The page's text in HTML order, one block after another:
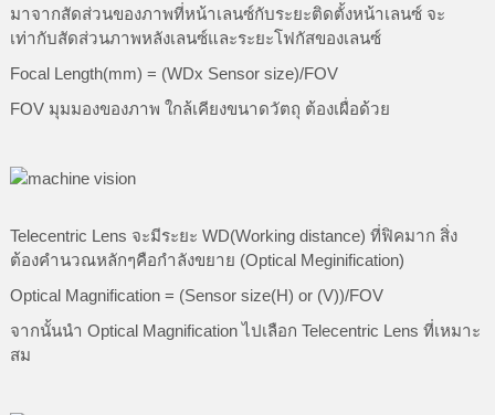
มาจากสัดส่วนของภาพที่หน้าเลนซ์กับระยะติดตั้งหน้าเลนซ์ จะ
เท่ากับสัดส่วนภาพหลังเลนซ์และระยะโฟกัสของเลนซ์
Focal Length(mm) = (WDx Sensor size)/FOV
FOV มุมมองของภาพ ใกล้เคียงขนาดวัตถุ ต้องเผื่อด้วย
Telecentric Lens จะมีระยะ WD(Working distance) ที่ฟิคมาก สิ่ง
ต้องคำนวณหลักๆคือกำลังขยาย (Optical Meginification)
Optical Magnification = (Sensor size(H) or (V))/FOV
จากนั้นนำ Optical Magnification ไปเลือก Telecentric Lens ที่เหมาะ
สม